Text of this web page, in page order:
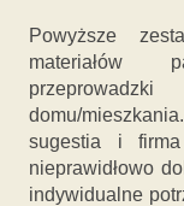
Powyższe
materiałów
domu/
sugestia i
nieprawidłowo
indywidualne